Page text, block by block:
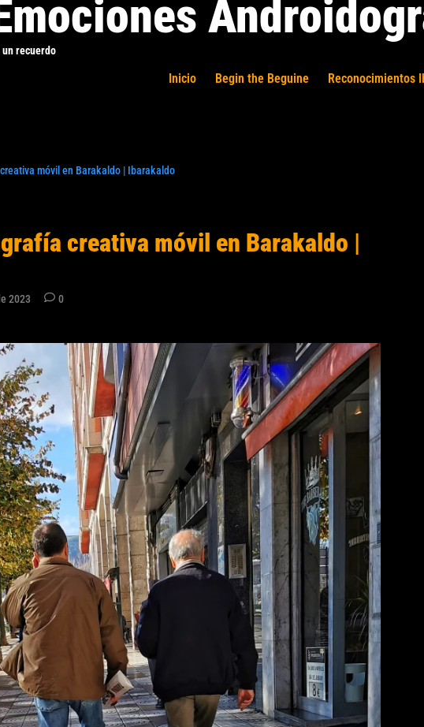
recuerdo
Inicio Begin the Beguine Reconocimientos
móvil en Barakaldo | Ibarakaldo
creativa móvil en Barakaldo |
2023 0